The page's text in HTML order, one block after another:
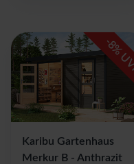
-
8
%
Karibu Gartenhaus
Merkur B - Anthrazit